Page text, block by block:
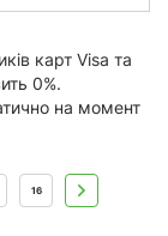
карт Visa та
0%.
на момент
16